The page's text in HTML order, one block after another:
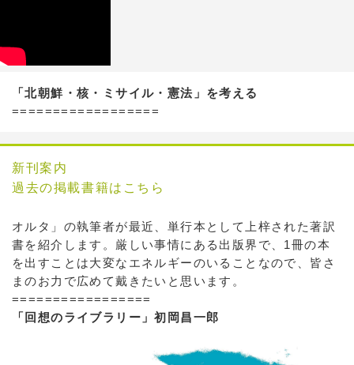
「北朝鮮・核・ミサイル・憲法」を考える
==================
新刊案内
過去の掲載書籍はこちら
オルタ」の執筆者が最近、単行本として上梓された著訳
書を紹介します。厳しい事情にある出版界で、1冊の本
を出すことは大変なエネルギーのいることなので、皆さ
まのお力で広めて戴きたいと思います。
=================
「回想のライブラリー」初岡昌一郎